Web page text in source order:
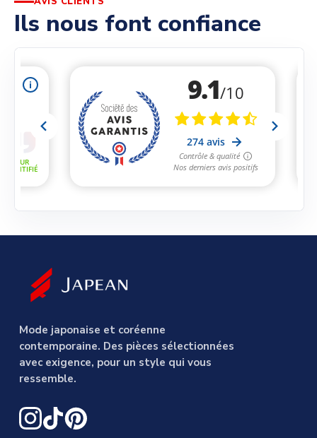
Ils nous font confiance
Mode japonaise et coréenne
contemporaine. Des pièces sélectionnées
avec exigence, pour un style qui vous
ressemble.